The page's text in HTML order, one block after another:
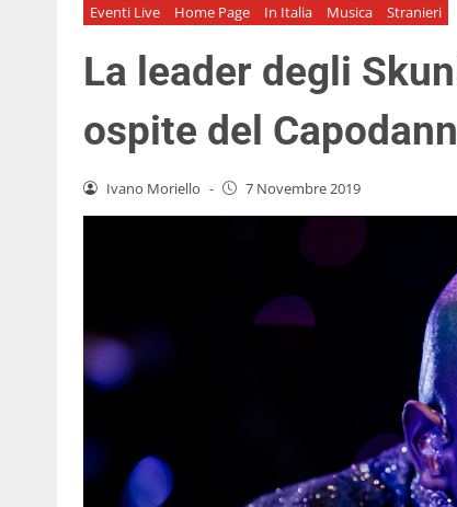
Eventi Live Home Page In Italia Musica Stranieri
La leader degli
ospite del
Ivano Moriello - 7 Novembre 2019